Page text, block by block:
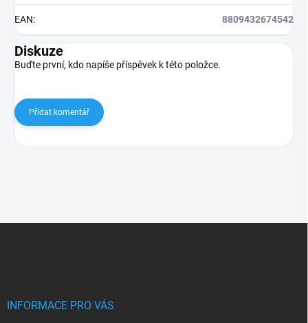
EAN: 8809432674542
Diskuze
Buďte první, kdo napíše příspěvek k této položce.
Přidat komentář
INFORMACE PRO VÁS